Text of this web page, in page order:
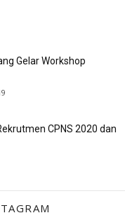
Gelar Workshop
CPNS 2020 dan